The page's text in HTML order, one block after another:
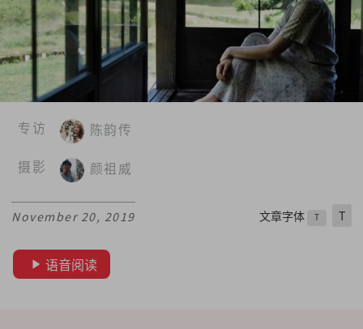
专访
陈韵传
摄影
颜祖威
November 20, 2019 文章字体 T T
语音阅读